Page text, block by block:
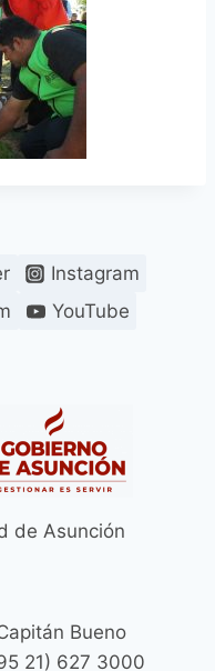
Instagram
YouTube
de Asunción
Bueno
21) 627 3000